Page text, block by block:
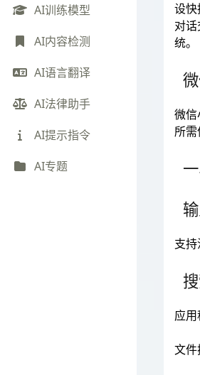
AI训练模型
AI内容检测
AI语言翻译
AI法律助手
AI提示指令
AI专题
设快
对
统。
微
所需
支
应
文件